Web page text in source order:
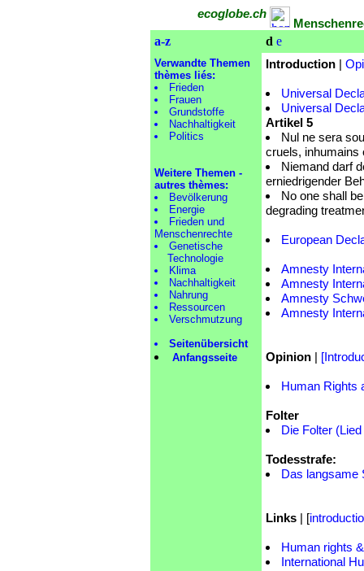
ecoglobe.ch
a-z
d e
Verwandte Themen
thèmes liés:
Frieden
Frauen
Grundstoffe
Nachhaltigkeit
Politics
Weitere Themen -
autres thèmes:
Bevölkerung
Energie
Frieden und
Menschenrechte
Genetische
Technologie
Klima
Nachhaltigkeit
Nahrung
Ressourcen
Verschmutzung
Seitenübersicht
Anfangsseite
Introduction |
Universal
Universal
Artikel 5
Nul ne sera
cruels, inhumains
Niemand darf
erniedrigender
No one shall
degrading
European
Amnesty
Amnesty
Amnesty
Amnesty
Opinion |
Human Rights
Folter
Die Folter
Todesstrafe:
Das langsame
Links | [
Human rights
International